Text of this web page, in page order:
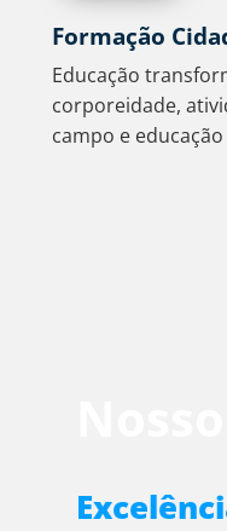
Formação
Educação
corporeidade,
campo e